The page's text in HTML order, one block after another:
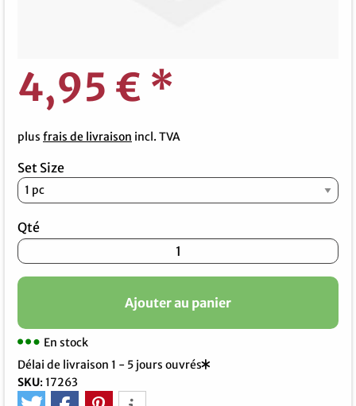
4,95 € *
plus frais de livraison incl. TVA
Set Size
Qté
Ajouter au panier
En stock
Délai de livraison 1 - 5 jours ouvrés
SKU: 17263